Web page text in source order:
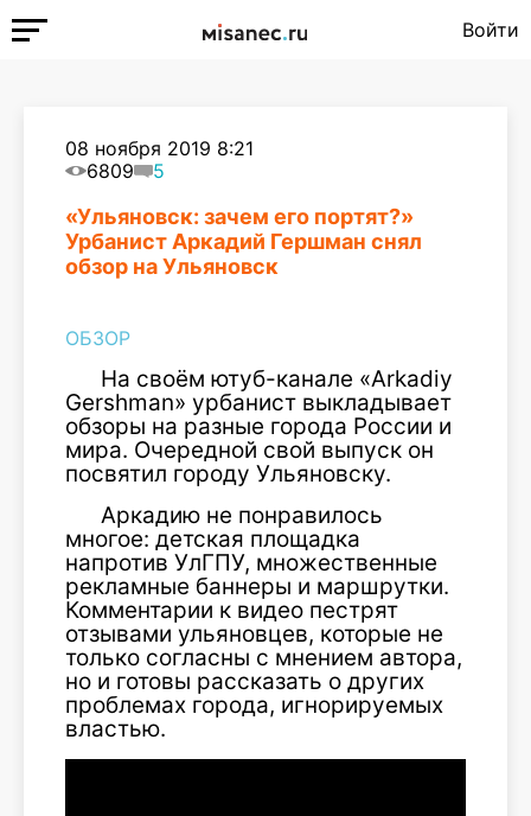
Войти
08 ноября 2019 8:21
6809
5
«Ульяновск: зачем его портят?»
Урбанист Аркадий Гершман снял
обзор на Ульяновск
ОБЗОР
На своём ютуб-канале «Arkadiy
Gershman» урбанист выкладывает
обзоры на разные города России и
мира. Очередной свой выпуск он
посвятил городу Ульяновску.
Аркадию не понравилось
многое: детская площадка
напротив УлГПУ, множественные
рекламные баннеры и маршрутки.
Комментарии к видео пестрят
отзывами ульяновцев, которые не
только согласны с мнением автора,
но и готовы рассказать о других
проблемах города, игнорируемых
властью.